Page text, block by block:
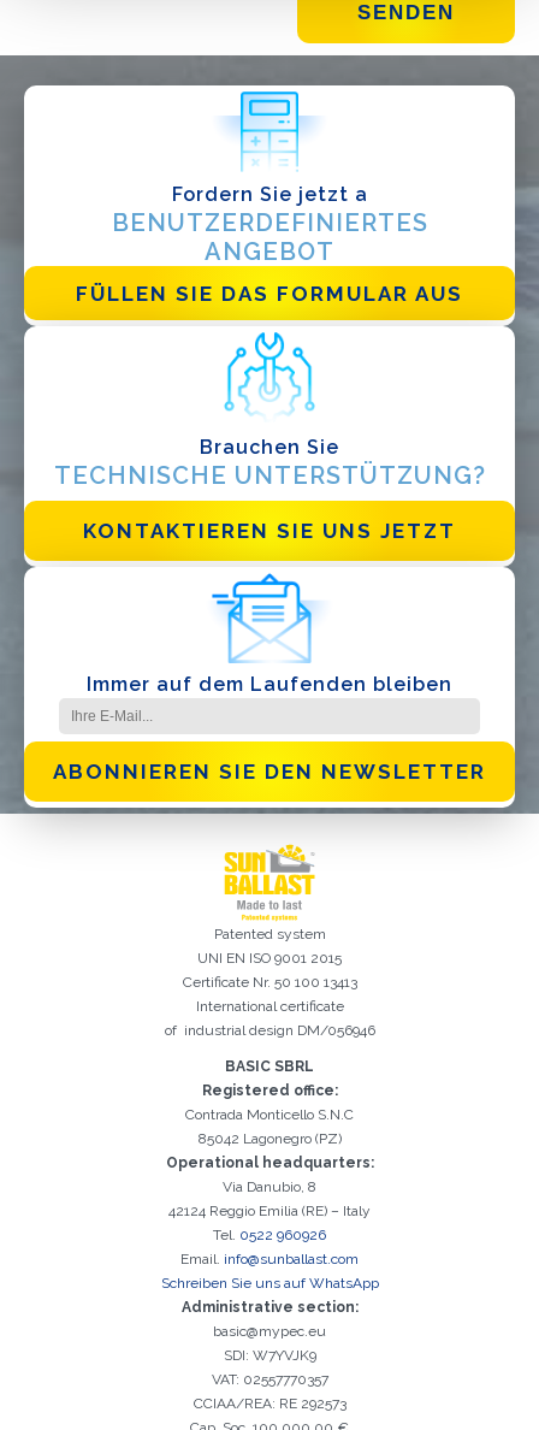
Fordern Sie jetzt a
BENUTZERDEFINIERTES
ANGEBOT
FÜLLEN SIE DAS FORMULAR AUS
Brauchen Sie
TECHNISCHE UNTERSTÜTZUNG?
KONTAKTIEREN SIE UNS JETZT
Immer auf dem Laufenden bleiben
ABONNIEREN SIE DEN NEWSLETTER
Installateur
Designer
EPC
Verteiler
Andere
Datenschutzbestimmungen gelesen und akzeptiere
Das Nachname-Feld ist erforderlich
Das Vorname-Feld ist erforderlich
Das Agentur-Feld ist erforderlich
Das Stadt-Feld ist erforderlich
Das Telefon-Feld ist erforderlich
Das E-Mail-Addresse-Feld ist erforderlich
Ungültige E-Mail-Adresse eingegeben
Es ist wichtig, die Datenschutzbestimmungen zu akzeptieren
Registrierung erfolgreich. Aktivieren Sie Ihr E-Mail-
Der folgende Fehler ist leider aufgetreten:
Patented system
UNI EN ISO 9001 2015
Certificate Nr. 50 100 13413
International certificate
of industrial design DM/056946
BASIC SBRL
Registered office:
Contrada Monticello S.N.C
85042 Lagonegro (PZ)
Operational headquarters:
Via Danubio, 8
42124 Reggio Emilia (RE) – Italy
Tel. 0522 960926
Email. info@sunballast.com
Schreiben Sie uns auf WhatsApp
Administrative section:
basic@mypec.eu
SDI: W7YVJK9
VAT: 02557770357
CCIAA/REA: RE 292573